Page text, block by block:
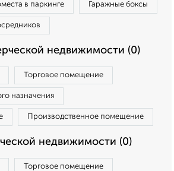
в паркинге Гаражные боксы
недвижимости (0)
Торговое помещение
назначения
Производственное помещение
недвижимости (0)
Торговое помещение